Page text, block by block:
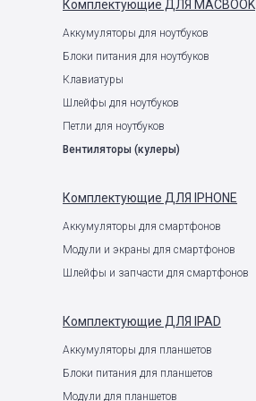
Комплектующие ДЛЯ MACBOOK
Аккумуляторы для ноутбуков
Блоки питания для ноутбуков
Клавиатуры
Шлейфы для ноутбуков
Петли для ноутбуков
Вентиляторы (кулеры)
Комплектующие ДЛЯ IPHONE
Аккумуляторы для смартфонов
Модули и экраны для смартфонов
Шлейфы и запчасти для смартфонов
Комплектующие ДЛЯ IPAD
Аккумуляторы для планшетов
Блоки питания для планшетов
Модули для планшетов